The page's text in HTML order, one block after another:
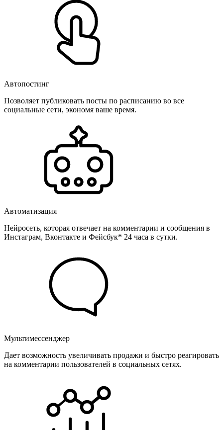
Автопостинг
Позволяет публиковать посты по расписанию во все
социальные сети, экономя ваше время.
Автоматизация
Нейросеть, которая отвечает на комментарии и сообщения в
Инстаграм, Вконтакте и Фейсбук* 24 часа в сутки.
Мультимессенджер
Дает возможность увеличивать продажи и быстро реагировать
на комментарии пользователей в социальных сетях.